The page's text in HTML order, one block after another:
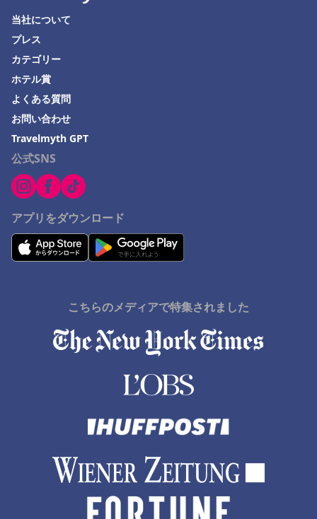
公式SNS
アプリをダウンロード
当社について
プレス
カテゴリー
ホテル賞
よくある質問
お問い合わせ
Travelmyth GPT
こちらのメディアで特集されました